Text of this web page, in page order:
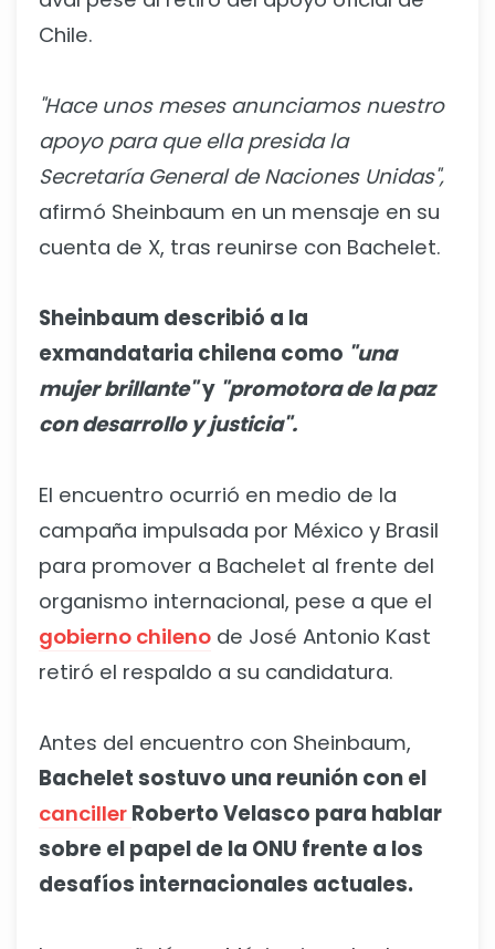
Chile.
"Hace unos meses anunciamos nuestro
apoyo para que ella presida la
Secretaría General de Naciones Unidas",
afirmó Sheinbaum en un mensaje en su
cuenta de X, tras reunirse con Bachelet.
Sheinbaum describió a la
exmandataria chilena como "una
mujer brillante"y "promotora de la paz
con desarrollo y justicia".
El encuentro ocurrió en medio de la
campaña impulsada por México y Brasil
para promover a Bachelet al frente del
organismo internacional, pese a que el
gobierno chileno de José Antonio Kast
retiró el respaldo a su candidatura.
Antes del encuentro con Sheinbaum,
Bachelet sostuvo una reunión con el
canciller Roberto Velasco para hablar
sobre el papel de la ONU frente a los
desafíos internacionales actuales.